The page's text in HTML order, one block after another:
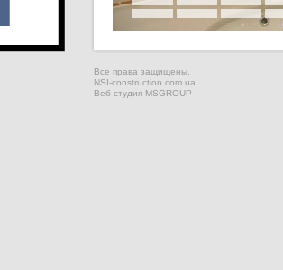
Все права защищены.
NSI-construction.com.ua
Веб-студияMSGROUP